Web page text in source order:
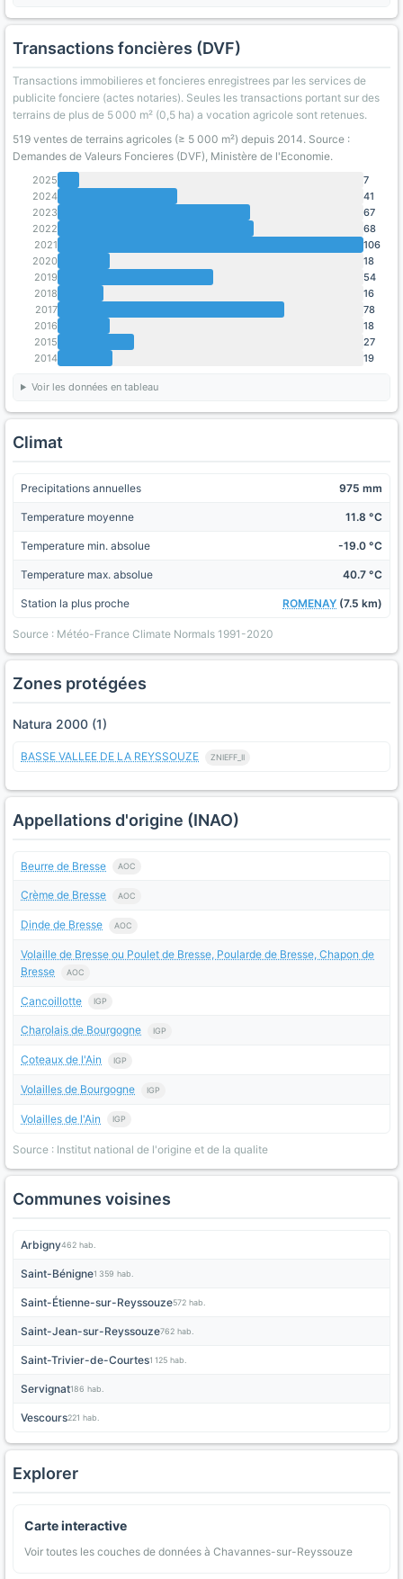
Transactions foncières (DVF)
Transactions immobilieres et foncieres enregistrees par les services de
publicite fonciere (actes notaries). Seules les transactions portant sur des
terrains de plus de 5 000 m² (0,5 ha) a vocation agricole sont retenues.
519 ventes de terrains agricoles (≥ 5 000 m²) depuis 2014. Source :
Demandes de Valeurs Foncieres (DVF), Ministère de l'Economie.
2025
7
2024
41
2023
67
2022
68
2021
106
2020
18
2019
54
2018
16
2017
78
2016
18
2015
27
2014
19
Voir les données en tableau
Climat
Precipitations annuelles 975 mm
Temperature moyenne 11.8 °C
Temperature min. absolue -19.0 °C
Temperature max. absolue 40.7 °C
Station la plus proche ROMENAY (7.5 km)
Source : Météo-France Climate Normals 1991-2020
Zones protégées
Natura 2000 (1)
BASSE VALLEE DE LA REYSSOUZE ZNIEFF_II
Appellations d'origine (INAO)
Beurre de Bresse AOC
Crème de Bresse AOC
Dinde de Bresse AOC
Volaille de Bresse ou Poulet de Bresse, Poularde de Bresse, Chapon de
Bresse
AOC
Cancoillotte IGP
Charolais de Bourgogne IGP
Coteaux de l'Ain IGP
Volailles de Bourgogne IGP
Volailles de l'Ain IGP
Source : Institut national de l'origine et de la qualite
Communes voisines
Arbigny462 hab.
Saint-Bénigne1 359 hab.
Saint-Étienne-sur-Reyssouze572 hab.
Saint-Jean-sur-Reyssouze762 hab.
Saint-Trivier-de-Courtes1 125 hab.
Servignat186 hab.
Vescours221 hab.
Explorer
Carte interactive
Voir toutes les couches de données à Chavannes-sur-Reyssouze